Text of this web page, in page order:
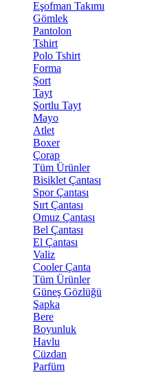
Eşofman Takımı
Gömlek
Pantolon
Tshirt
Polo Tshirt
Forma
Şort
Tayt
Şortlu Tayt
Mayo
Atlet
Boxer
Çorap
Tüm Ürünler
Bisiklet Çantası
Spor Çantası
Sırt Çantası
Omuz Çantası
Bel Çantası
El Çantası
Valiz
Cooler Çanta
Tüm Ürünler
Güneş Gözlüğü
Şapka
Bere
Boyunluk
Havlu
Cüzdan
Parfüm